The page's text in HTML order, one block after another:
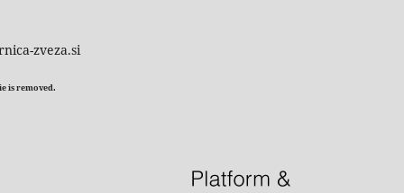
zveza.si
is removed.